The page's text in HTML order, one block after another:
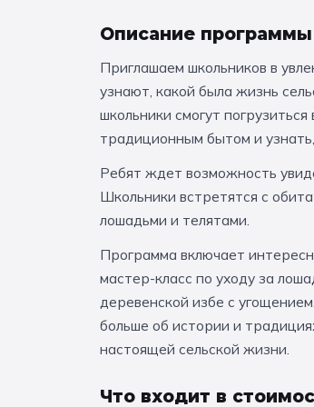
Описание программы
Приглашаем школьников в
узнают, какой была жизнь
школьники смогут
традиционным бытом и
Ребят ждет возможность
Школьники встретятся с
лошадьми и телятами.
Программа включает
мастер-класс по уходу за
деревенской избе с
больше об истории и
настоящей сельской жизни.
Что входит в